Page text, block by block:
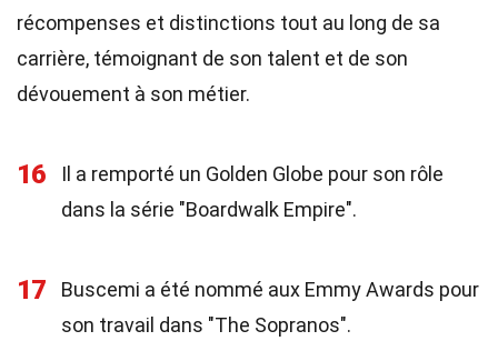
récompenses et distinctions tout au long de sa
carrière, témoignant de son talent et de son
dévouement à son métier.
16
Il a remporté un Golden Globe pour son rôle
dans la série "Boardwalk Empire".
17
Buscemi a été nommé aux Emmy Awards pour
son travail dans "The Sopranos".